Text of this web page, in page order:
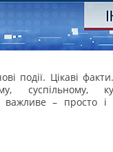
події. Цікаві
суспільному,
важливе – просто і